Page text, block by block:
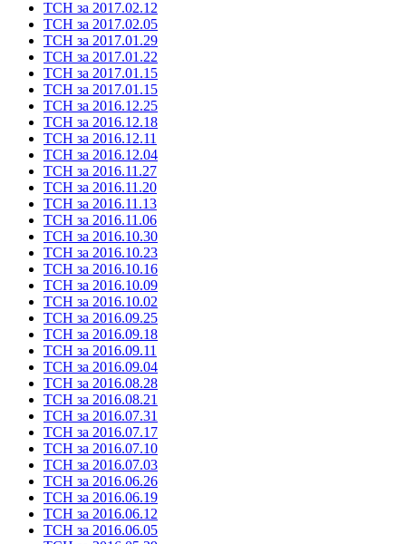
ТСН за 2017.02.12
ТСН за 2017.02.05
ТСН за 2017.01.29
ТСН за 2017.01.22
ТСН за 2017.01.15
ТСН за 2017.01.15
ТСН за 2016.12.25
ТСН за 2016.12.18
ТСН за 2016.12.11
ТСН за 2016.12.04
ТСН за 2016.11.27
ТСН за 2016.11.20
ТСН за 2016.11.13
ТСН за 2016.11.06
ТСН за 2016.10.30
ТСН за 2016.10.23
ТСН за 2016.10.16
ТСН за 2016.10.09
ТСН за 2016.10.02
ТСН за 2016.09.25
ТСН за 2016.09.18
ТСН за 2016.09.11
ТСН за 2016.09.04
ТСН за 2016.08.28
ТСН за 2016.08.21
ТСН за 2016.07.31
ТСН за 2016.07.17
ТСН за 2016.07.10
ТСН за 2016.07.03
ТСН за 2016.06.26
ТСН за 2016.06.19
ТСН за 2016.06.12
ТСН за 2016.06.05